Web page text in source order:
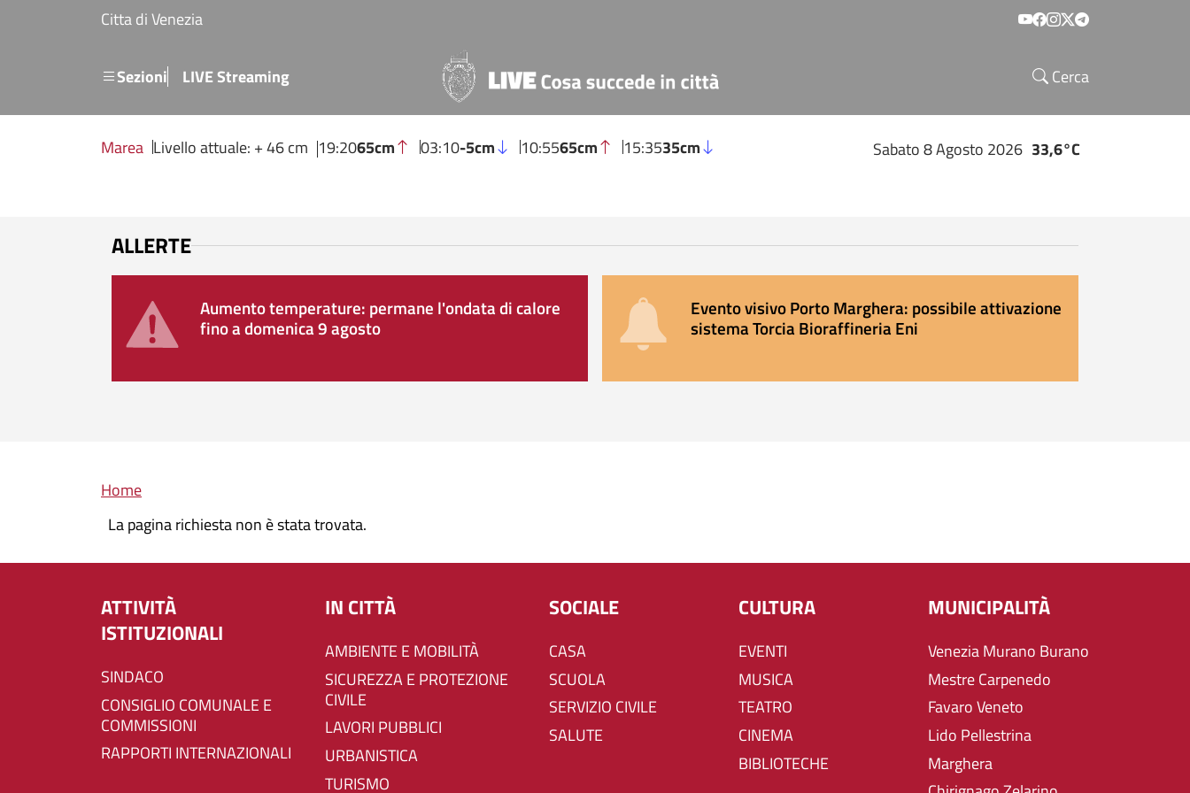
Salta al contenuto principale
Citta di Venezia Social menu
SezioniMenu secondario
LIVE Streaming Cerca
Marea Livello attuale: + 46 cm 19:2065cm 03:10-5cm 10:5565cm 15:3535cm Sabato 8 Agosto 2026 33,6°C
ALLERTE
Aumento temperature: permane l'ondata di calore
fino a domenica 9 agosto
Evento visivo Porto Marghera: possibile attivazione
sistema Torcia Bioraffineria Eni
Briciole di pane
Home
La pagina richiesta non è stata trovata.
ATTIVITÀ
ISTITUZIONALI
SINDACO
CONSIGLIO COMUNALE E
COMMISSIONI
RAPPORTI INTERNAZIONALI
IN CITTÀ
AMBIENTE E MOBILITÀ
SICUREZZA E PROTEZIONE
CIVILE
LAVORI PUBBLICI
URBANISTICA
TURISMO
SOCIALE
CASA
SCUOLA
SERVIZIO CIVILE
SALUTE
CULTURA
EVENTI
MUSICA
TEATRO
CINEMA
BIBLIOTECHE
MUNICIPALITÀ
Venezia Murano Burano
Mestre Carpenedo
Favaro Veneto
Lido Pellestrina
Marghera